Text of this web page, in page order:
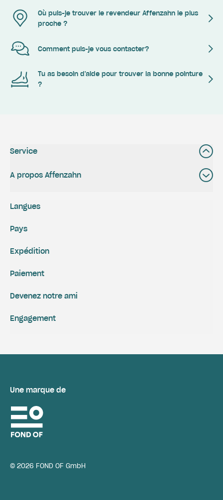
Où puis-je trouver le revendeur Affenzahn le plus
proche ?
Comment puis-je vous contacter?
Tu as besoin d'aide pour trouver la bonne pointure
?
Service
A propos Affenzahn
Expédition
Paiement
Engagement
Devenez notre ami
Langues
Pays
Une marque de
© 2026 FOND OF GmbH